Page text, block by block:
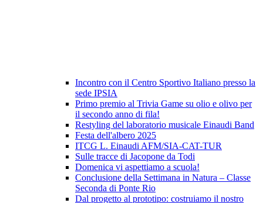
Incontro con il Centro Sportivo Italiano presso la
sede IPSIA
Primo premio al Trivia Game su olio e olivo per
il secondo anno di fila!
Restyling del laboratorio musicale Einaudi Band
Festa dell'albero 2025
ITCG L. Einaudi AFM/SIA-CAT-TUR
Sulle tracce di Jacopone da Todi
Domenica vi aspettiamo a scuola!
Conclusione della Settimana in Natura – Classe
Seconda di Ponte Rio
Dal progetto al prototipo: costruiamo il nostro